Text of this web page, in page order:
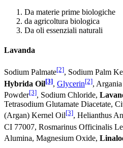
Da materie prime biologiche
da agricoltura biologica
Da oli essenziali naturali
Lavanda
Sodium Palmate[2], Sodium Palm
Hybrida Oil[3], Glycerin[2],
Powder[3], Sodium Chloride,
Tetrasodium Glutamate Diacetate,
(Argan) Kernel Oil[3], Helianthus
CI 77007, Rosmarinus Officinalis
Alumina, Magnesium Oxide,